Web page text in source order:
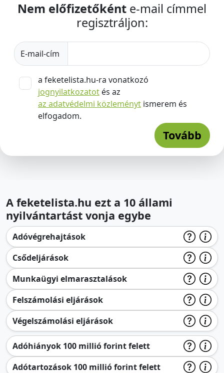
Nem előfizetőként e-mail címmel
regisztráljon:
E-mail-cím
a feketelista.hu-ra vonatkozó
jognyilatkozatot és az
az adatvédelmi közleményt ismerem és
elfogadom.
Tovább
A feketelista.hu ezt a 10 állami
nyilvántartást vonja egybe
Adóvégrehajtások
Csődeljárások
Munkaügyi elmarasztalások
Felszámolási eljárások
Végelszámolási eljárások
Adóhiányok 100 millió forint felett
Adótartozások 100 millió forint felett